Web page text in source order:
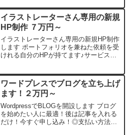
ーマ内の設定もサポートします。サンプ
ルサイトのよ...
イラストレーターさん専用の新規
HP制作 ７万円～
イラストレーターさん専用の新規HP制作
します ポートフォリオを兼ねた依頼を受
けれる自分のHPが持てます♪サービス内
ている方にオススメ！★サンプルサイ
ト；▲このホームページ...
ワードプレスでブログを立ち上げ
ます！２万円～
WordpressでBLOGを開設します ブログ
を始めたい人に最適！後は記事を入れる
だけ！今すぐ申し込み！◎支払い方法が